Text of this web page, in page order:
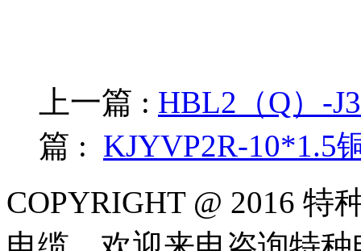
上一篇 : HBL2（Q）-
篇 : KJYVP2R-10*1.5
COPYRIGHT @ 2016 特